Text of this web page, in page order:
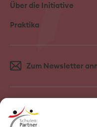
Über die Initiative
Praktika
Zum Newsletter